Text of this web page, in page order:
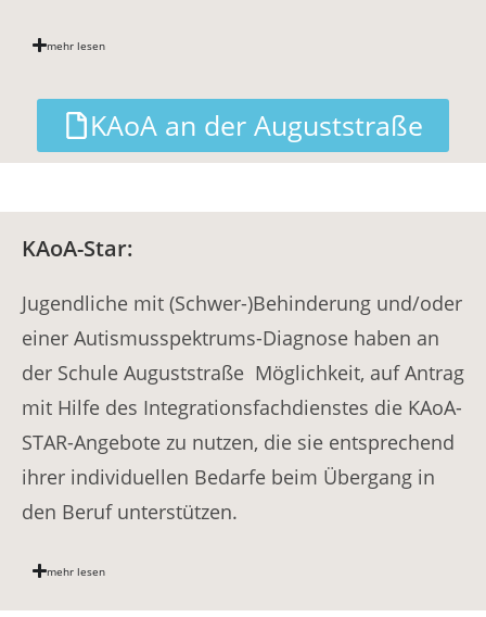
mehr lesen
KAoA an der Auguststraße
KAoA-Star:
Jugendliche mit (Schwer-)Behinderung und/oder
einer Autismusspektrums-Diagnose haben an
der Schule Auguststraße Möglichkeit, auf Antrag
mit Hilfe des Integrationsfachdienstes die KAoA-
STAR-Angebote zu nutzen, die sie entsprechend
ihrer individuellen Bedarfe beim Übergang in
den Beruf unterstützen.
mehr lesen